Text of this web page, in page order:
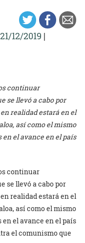
21/12/2019 |
continuar
se llevó a cabo por
realidad estará en el
así como el mismo
el avance en el país
continuar
se llevó a cabo por
realidad estará en el
así como el mismo
el avance en el país
el comunismo que